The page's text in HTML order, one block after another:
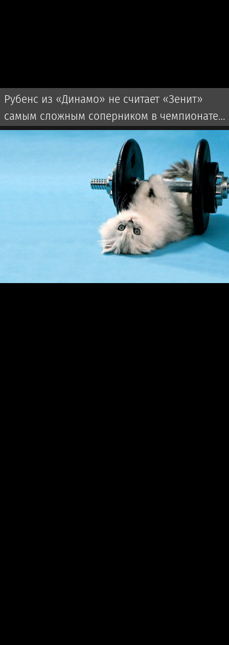
Рубенс из «Динамо» не считает «Зенит»
самым сложным соперником в чемпионате
России